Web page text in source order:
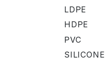
LDPE
HDPE
PVC
SILICONE